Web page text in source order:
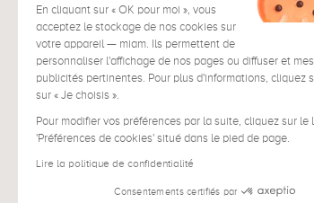
La
En cliquant sur « OK pour moi », vous
acceptez le stockage de nos cookies sur
votre appareil — miam. Ils permettent de
personnaliser l'affichage de nos pages ou diffuser et
publicités pertinentes. Pour plus d'informations, cliquez
sur « Je choisis ».
Pour modifier vos préférences par la suite, cliquez sur le
'Préférences de cookies' situé dans le pied de page.
Lire la politique de confidentialité
Consentements certifiés par